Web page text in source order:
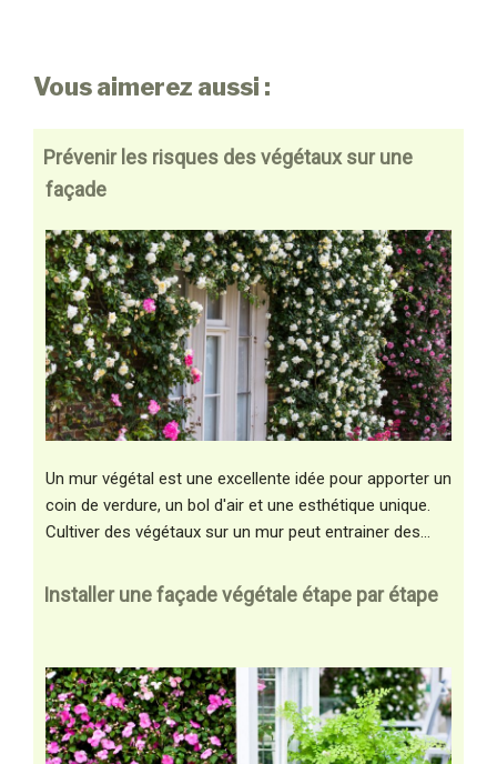
Vous aimerez aussi :
Prévenir les risques des végétaux sur une
façade
Un mur végétal est une excellente idée pour apporter un
coin de verdure, un bol d'air et une esthétique unique.
Cultiver des végétaux sur un mur peut entrainer des…
Installer une façade végétale étape par étape